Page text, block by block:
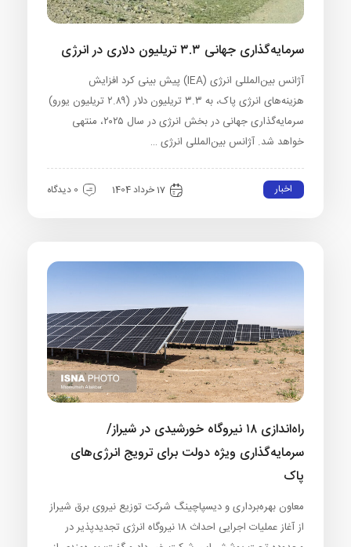
سرمایه‌گذاری جهانی ۳.۳ تریلیون دلاری در انرژی
آژانس بین‌المللی انرژی (IEA) پیش بینی کرد افزایش
هزینه‌های انرژی پاک، به ۳.۳ تریلیون دلار (۲.۸۹ تریلیون یورو)
سرمایه‌گذاری جهانی در بخش انرژی در سال ۲۰۲۵، منتهی
خواهد شد. آژانس بین‌المللی انرژی …
اخبار 17 خرداد 1404 0 دیدگاه
راه‌اندازی ۱۸ نیروگاه خورشیدی در شیراز/
سرمایه‌گذاری ویژه دولت برای ترویج انرژی‌های
پاک
معاون بهره‌برداری و دیسپاچینگ شرکت توزیع نیروی برق شیراز
از آغاز عملیات اجرایی احداث ۱۸ نیروگاه انرژی تجدیدپذیر در